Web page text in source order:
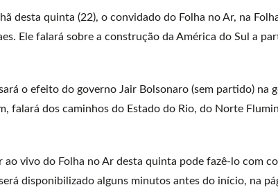
desta quinta (22), o convidado do Folha no Ar, na
Ele falará sobre a construção da América do Sul a
o efeito do governo Jair Bolsonaro (sem partido) na
falará dos caminhos do Estado do Rio, do Norte
vivo do Folha no Ar desta quinta pode fazê-lo com
disponibilizado alguns minutos antes do início, na